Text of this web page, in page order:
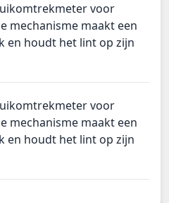
voor
mechanisme maakt een
en houdt het lint op zijn
voor
mechanisme maakt een
en houdt het lint op zijn